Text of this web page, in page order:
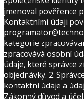
jmenoval pověřence
Kontaktními údaji
kategorie
zpracovává osobní
údaje, které správce
objednávky. 2.
kontaktní údaje a
Zákonný důvod a